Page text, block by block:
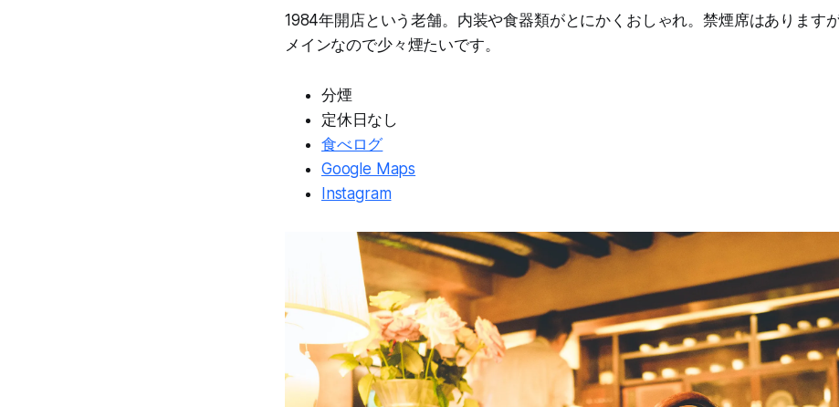
1984年開店という老舗。内装や食器類がとにかくおしゃれ。禁煙席はあります
メインなので少々煙たいです。
分煙
定休日なし
食べログ
Google Maps
Instagram